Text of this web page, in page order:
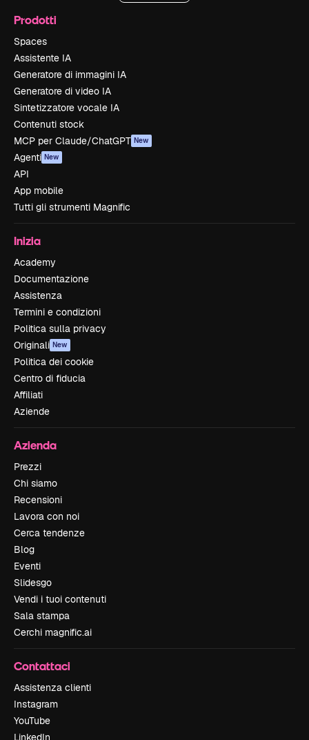
Prodotti
Spaces
Assistente IA
Generatore di immagini IA
Generatore di video IA
Sintetizzatore vocale IA
Contenuti stock
MCP per Claude/ChatGPT New
Agenti New
API
App mobile
Tutti gli strumenti Magnific
Inizia
Academy
Documentazione
Assistenza
Termini e condizioni
Politica sulla privacy
Originali New
Politica dei cookie
Centro di fiducia
Affiliati
Aziende
Azienda
Prezzi
Chi siamo
Recensioni
Lavora con noi
Cerca tendenze
Blog
Eventi
Slidesgo
Vendi i tuoi contenuti
Sala stampa
Cerchi magnific.ai
Contattaci
Assistenza clienti
Instagram
YouTube
LinkedIn